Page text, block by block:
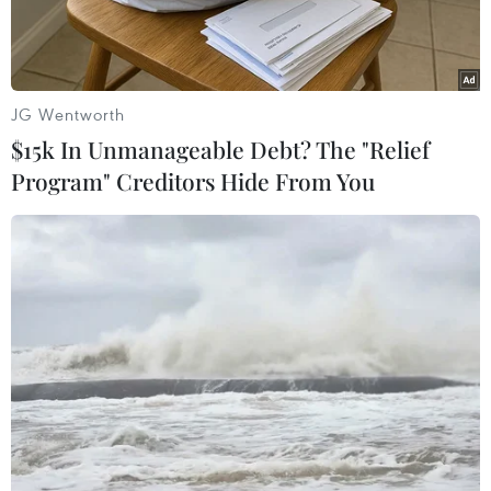
nhiều tiết mục độc đáo với những màn biểu
diễn hề xiếc vui nhộn, ảo thuật, nhào lộn sẽ ra
mắt công chúng vào dịp đầu hè 2011.
một xứ sở thần kỳ, nơi mà loài vật có thể nói
chuyện với con người. Một chàng trai dũng cảm
đã vượt qua rất nhiều khó khăn để giải cứu
người bạn của mình thoát khỏi thế giới phù
Chàng trai này đã thuần phục được chú voi dữ
khổng lồ để chiến đấu với những mụ phù thủy
độc ác cưỡi chổi thần biết bay, chàng trai cưỡi
ngựa thần vượt qua núi rừng hiểm trở vào thế
giới phù thuỷ để cứu cô gái xinh đẹp, thông
JG Wentworth
$15k In Unmanageable Debt? The "Relief
Program" Creditors Hide From You